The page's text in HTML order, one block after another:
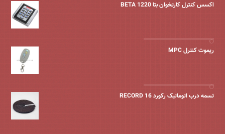
اکسس کنترل کارتخوان بتا BETA 1220
ریموت کنترل MPC
تسمه درب اتوماتیک رکورد 16 RECORD